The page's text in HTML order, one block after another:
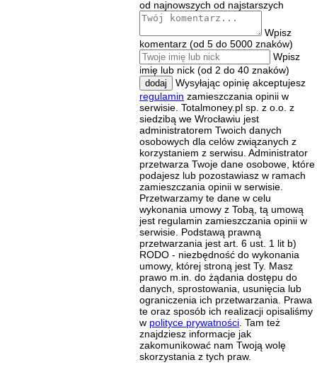
od najnowszych od najstarszych
Wpisz
komentarz (od 5 do 5000 znaków)
Wpisz
imię lub nick (od 2 do 40 znaków)
dodaj
Wysyłając opinię akceptujesz
regulamin zamieszczania opinii w
serwisie. Totalmoney.pl sp. z o.o. z
siedzibą we Wrocławiu jest
administratorem Twoich danych
osobowych dla celów związanych z
korzystaniem z serwisu. Administrator
przetwarza Twoje dane osobowe, które
podajesz lub pozostawiasz w ramach
zamieszczania opinii w serwisie.
Przetwarzamy te dane w celu
wykonania umowy z Tobą, tą umową
jest regulamin zamieszczania opinii w
serwisie. Podstawą prawną
przetwarzania jest art. 6 ust. 1 lit b)
RODO - niezbędność do wykonania
umowy, której stroną jest Ty. Masz
prawo m.in. do żądania dostępu do
danych, sprostowania, usunięcia lub
ograniczenia ich przetwarzania. Prawa
te oraz sposób ich realizacji opisaliśmy
w polityce prywatności . Tam też
znajdziesz informacje jak
zakomunikować nam Twoją wolę
skorzystania z tych praw.